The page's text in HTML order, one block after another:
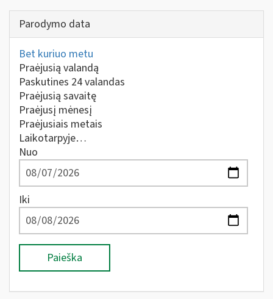
Parodymo data
Bet kuriuo metu
Praėjusią valandą
Paskutines 24 valandas
Praėjusią savaitę
Praėjusį mėnesį
Praėjusiais metais
Laikotarpyje…
Nuo
Iki
Paieška